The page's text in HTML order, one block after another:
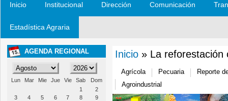
Inicio Institucional Dirección Comunicación
Estadística Agraria
AGENDA REGIONAL
Lun Mar Mie Jue Vie Sab
Dom
1
2
3
4 5 6 7 8
9
Se encuentra usted aquí
Inicio » La reforestación
Agrícola Pecuaria
Reporte
Agroindustrial